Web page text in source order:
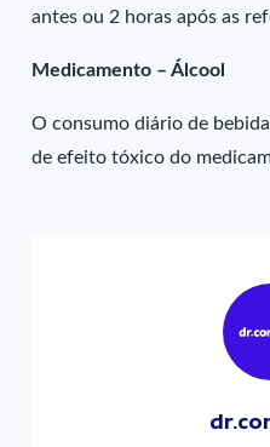
antes ou 2 horas após as
Medicamento – Álcool
O consumo diário de
de efeito tóxico do